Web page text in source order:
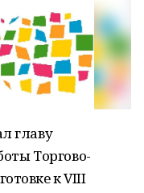
главу
Торгово-
к VIII